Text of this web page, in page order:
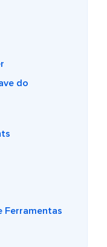
do
Ferramentas